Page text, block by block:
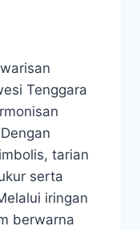
Tenggara
tarian
serta
iringan
berwarna